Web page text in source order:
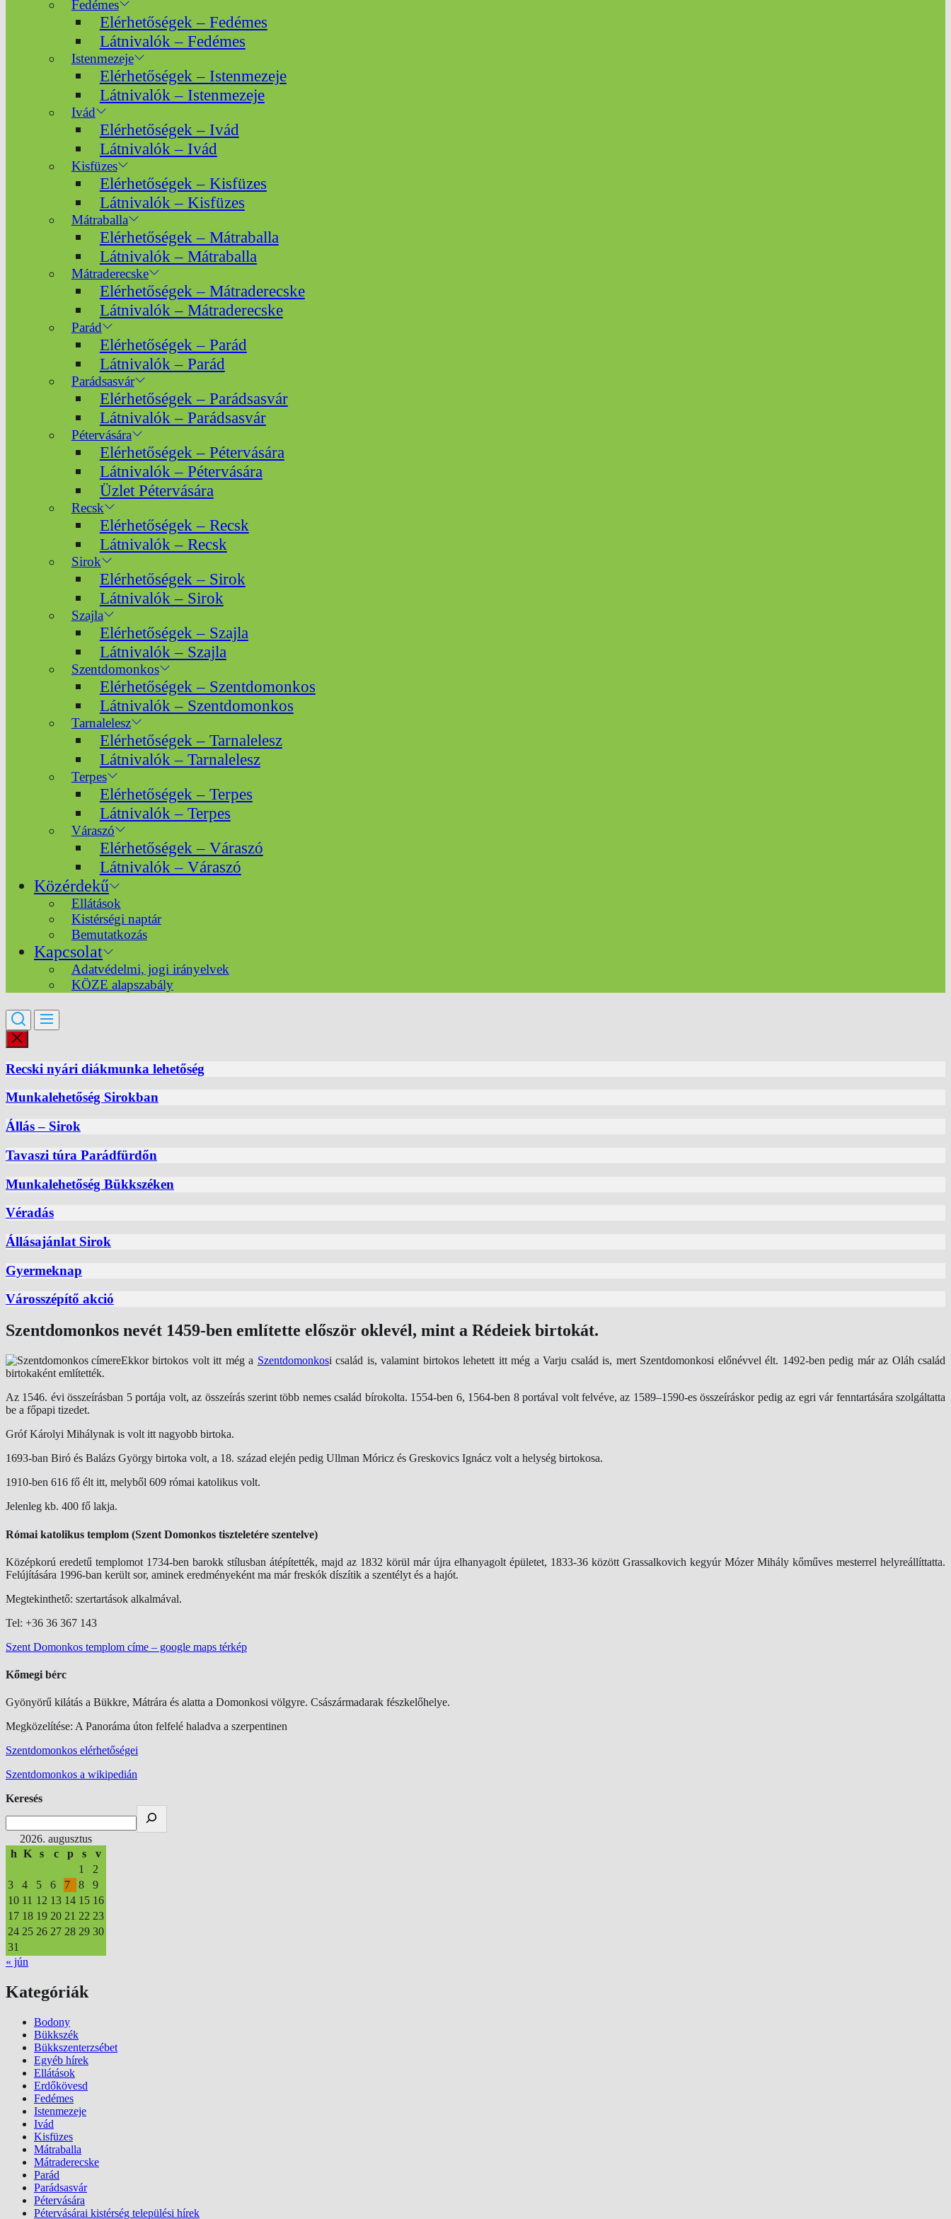
Fedémes
Elérhetőségek – Fedémes
Látnivalók – Fedémes
Istenmezeje
Elérhetőségek – Istenmezeje
Látnivalók – Istenmezeje
Ivád
Elérhetőségek – Ivád
Látnivalók – Ivád
Kisfüzes
Elérhetőségek – Kisfüzes
Látnivalók – Kisfüzes
Mátraballa
Elérhetőségek – Mátraballa
Látnivalók – Mátraballa
Mátraderecske
Elérhetőségek – Mátraderecske
Látnivalók – Mátraderecske
Parád
Elérhetőségek – Parád
Látnivalók – Parád
Parádsasvár
Elérhetőségek – Parádsasvár
Látnivalók – Parádsasvár
Pétervására
Elérhetőségek – Pétervására
Látnivalók – Pétervására
Üzlet Pétervására
Recsk
Elérhetőségek – Recsk
Látnivalók – Recsk
Sirok
Elérhetőségek – Sirok
Látnivalók – Sirok
Szajla
Elérhetőségek – Szajla
Látnivalók – Szajla
Szentdomonkos
Elérhetőségek – Szentdomonkos
Látnivalók – Szentdomonkos
Tarnalelesz
Elérhetőségek – Tarnalelesz
Látnivalók – Tarnalelesz
Terpes
Elérhetőségek – Terpes
Látnivalók – Terpes
Váraszó
Elérhetőségek – Váraszó
Látnivalók – Váraszó
Közérdekű
Ellátások
Kistérségi naptár
Bemutatkozás
Kapcsolat
Adatvédelmi, jogi irányelvek
KÖZE alapszabály
Recski nyári diákmunka lehetőség
Munkalehetőség Sirokban
Állás – Sirok
Tavaszi túra Parádfürdőn
Munkalehetőség Bükkszéken
Véradás
Állásajánlat Sirok
Gyermeknap
Városszépítő akció
Szentdomonkos nevét 1459-ben említette először oklevél, mint a Rédeiek birtokát.
Ekkor birtokos volt itt még a Szentdomonkosi család is, valamint birtokos lehetett itt még a Varju család is, mert Szentdomonkosi előnévvel élt. 1492-ben pedig már az Oláh család
birtokaként említették.
Az 1546. évi összeírásban 5 portája volt, az összeírás szerint több nemes család bírokolta. 1554-ben 6, 1564-ben 8 portával volt felvéve, az 1589–1590-es összeíráskor pedig az egri vár fenntartására szolgáltatta
be a főpapi tizedet.
Gróf Károlyi Mihálynak is volt itt nagyobb birtoka.
1693-ban Biró és Balázs György birtoka volt, a 18. század elején pedig Ullman Móricz és Greskovics Ignácz volt a helység birtokosa.
1910-ben 616 fő élt itt, melyből 609 római katolikus volt.
Jelenleg kb. 400 fő lakja.
Római katolikus templom (Szent Domonkos tiszteletére szentelve)
Középkorú eredetű templomot 1734-ben barokk stílusban átépítették, majd az 1832 körül már újra elhanyagolt épületet, 1833-36 között Grassalkovich kegyúr Mózer Mihály kőműves mesterrel helyreállíttatta.
Felújítására 1996-ban került sor, aminek eredményeként ma már freskók díszítik a szentélyt és a hajót.
Megtekinthető: szertartások alkalmával.
Tel: +36 36 367 143
Szent Domonkos templom címe – google maps térkép
Kőmegi bérc
Gyönyörű kilátás a Bükkre, Mátrára és alatta a Domonkosi völgyre. Császármadarak fészkelőhelye.
Megközelítése: A Panoráma úton felfelé haladva a szerpentinen
Szentdomonkos elérhetőségei
Szentdomonkos a wikipedián
Keresés
2026. augusztus
h K s c p s
v
1
2
3
4 5 6 7 8
9
10 11 12 13 14 15 16
17 18 19 20 21 22 23
24 25 26 27 28 29 30
31
« jún
Kategóriák
Bodony
Bükkszék
Bükkszenterzsébet
Egyéb hírek
Ellátások
Erdőkövesd
Fedémes
Istenmezeje
Ivád
Kisfüzes
Mátraballa
Mátraderecske
Parád
Parádsasvár
Pétervására
Pétervásárai kistérség települési hírek